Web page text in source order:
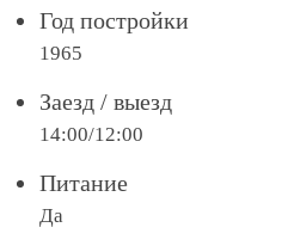
Год постройки
1965
Заезд / выезд
14:00/12:00
Питание
Да